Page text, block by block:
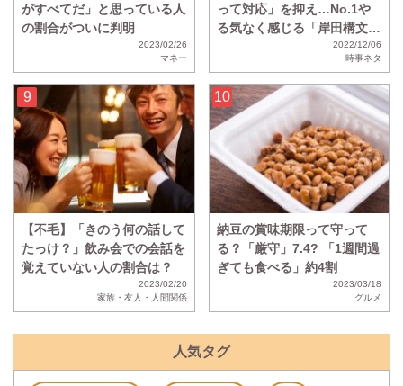
がすべてだ」と思っている人
の割合がついに判明
2023/02/26
マネー
って対応」を抑え…No.1や
る気なく感じる「岸田構文」
2022/12/06
時事ネタ
【不毛】「きのう何の話して
たっけ？」飲み会での会話を
覚えていない人の割合は？
2023/02/20
家族・友人・人間関係
納豆の賞味期限って守って
る？「厳守」7.4? 「1週間過
ぎても食べる」約4割
2023/03/18
グルメ
人気タグ